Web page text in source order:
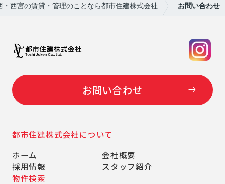
・西宮の賃貸・管理のことなら都市住建株式会社 お問い合わせ
お問い合わせ
都市住建株式会社について
ホーム
会社概要
採用情報
スタッフ紹介
物件検索